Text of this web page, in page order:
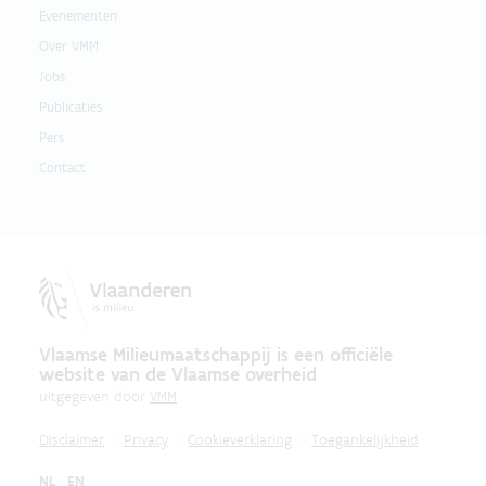
Evenementen
Over VMM
Jobs
Publicaties
Pers
Contact
Vlaamse Milieumaatschappij is een officiële
website van de Vlaamse overheid
uitgegeven door VMM
Disclaimer Privacy Cookieverklaring Toegankelijkheid
NL EN